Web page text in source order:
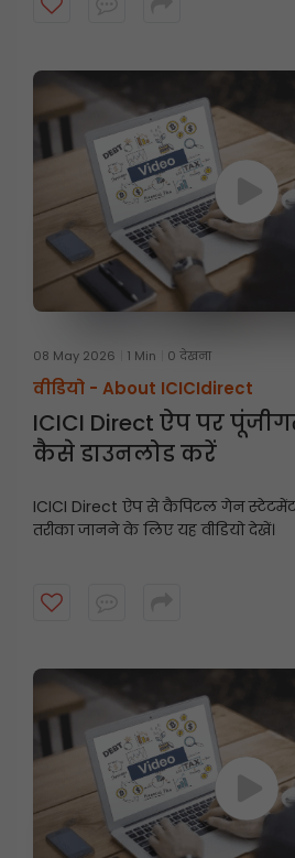
08 May 2026 1 Min 0 देखना
वीडियो - About ICICIdirect
ICICI Direct ऐप पर
कैसे डाउनलोड करें
ICICI Direct ऐप से कैपिटल गेन
तरीका जानने के लिए यह वीडियो देखें।